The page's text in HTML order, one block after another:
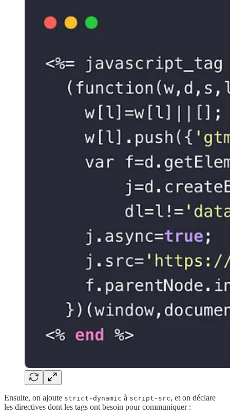
Ensuite, on ajoute strict-dynamic à script-src, et on déclare
les directives dont les tags ont besoin pour communiquer :